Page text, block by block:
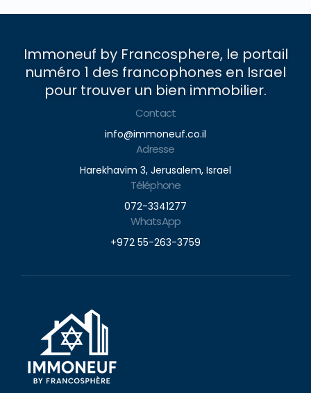
Immoneuf by Francosphere, le portail
numéro 1 des francophones en Israel
pour trouver un bien immobilier.
Contact
info@immoneuf.co.il
Adresse
Harekhavim 3, Jerusalem, Israel
Téléphone
072-3341277
WhatsApp
+972 55-263-3759